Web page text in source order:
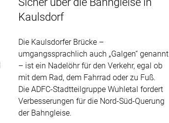
Kaulsdorf
Die Kaulsdorfer Brücke –
umgangssprachlich auch „Galgen“ genannt
– ist ein Nadelöhr für den Verkehr, egal ob
mit dem Rad, dem Fahrrad oder zu Fuß.
Die ADFC-Stadtteilgruppe Wuhletal fordert
Verbesserungen für die Nord-Süd-Querung
der Bahngleise.